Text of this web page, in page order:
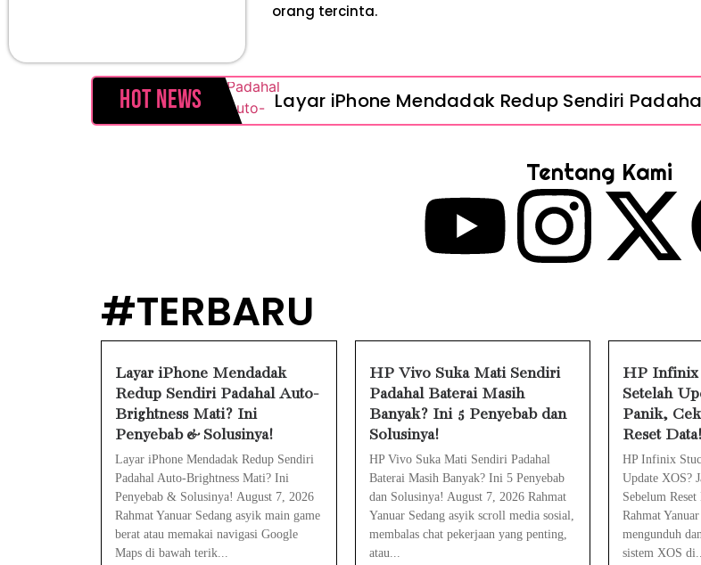
orang tercinta.
Hot News
HP Infinix Stuck di Logo Setelah Update XOS?
PWI Jaya Sayangkan Tudingan ‘Londo Ireng’
Prabowo Sebut ‘Londo Ireng’, Ray Rangkuti
Febrie Adriansyah Ditahan, Mengapa Tanpa
Baterai Apple Watch Cepat Boros? Ini
HP Huawei Cepat Panas? Ini Penyebab
Tentang Kami
#TERBARU
Layar iPhone Mendadak
Redup Sendiri Padahal Auto-
Brightness Mati? Ini
Penyebab & Solusinya!
Layar iPhone Mendadak Redup Sendiri
Padahal Auto-Brightness Mati? Ini
Penyebab & Solusinya! August 7, 2026
Rahmat Yanuar Sedang asyik main game
berat atau memakai navigasi Google
Maps di bawah terik...
HP Vivo Suka Mati Sendiri
Padahal Baterai Masih
Banyak? Ini 5 Penyebab dan
Solusinya!
HP Vivo Suka Mati Sendiri Padahal
Baterai Masih Banyak? Ini 5 Penyebab
dan Solusinya! August 7, 2026 Rahmat
Yanuar Sedang asyik scroll media sosial,
membalas chat pekerjaan yang penting,
atau...
HP Infinix
Setelah
Panik,
Reset Data!
HP Infinix
Update XOS?
Sebelum
Rahmat
mengunduh
sistem XOS di...